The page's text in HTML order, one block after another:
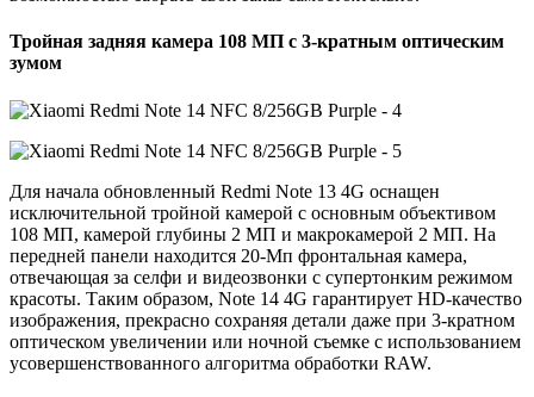
Тройная задняя камера 108 МП с 3-кратным оптическим
зумом
Для начала обновленный Redmi Note 13 4G оснащен
исключительной тройной камерой с основным объективом
108 МП, камерой глубины 2 МП и макрокамерой 2 МП. На
передней панели находится 20-Мп фронтальная камера,
отвечающая за селфи и видеозвонки с супертонким режимом
красоты. Таким образом, Note 14 4G гарантирует HD-качество
изображения, прекрасно сохраняя детали даже при 3-кратном
оптическом увеличении или ночной съемке с использованием
усовершенствованного алгоритма обработки RAW.